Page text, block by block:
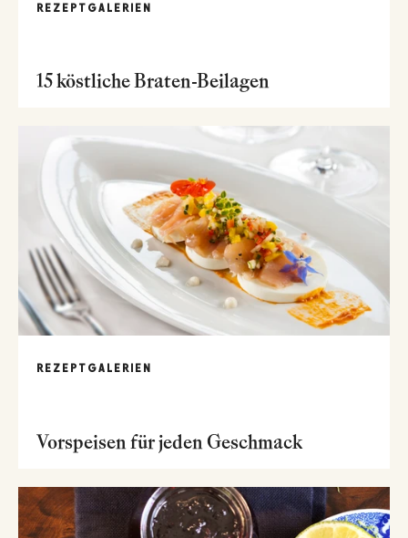
REZEPTGALERIEN
15 köstliche Braten-Beilagen
REZEPTGALERIEN
Vorspeisen für jeden Geschmack